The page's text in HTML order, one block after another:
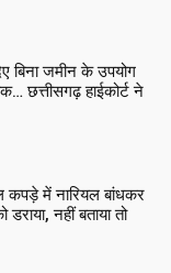
बिना जमीन के उपयोग
छत्तीसगढ़ हाईकोर्ट ने
कपड़े में नारियल बांधकर
नहीं बताया तो